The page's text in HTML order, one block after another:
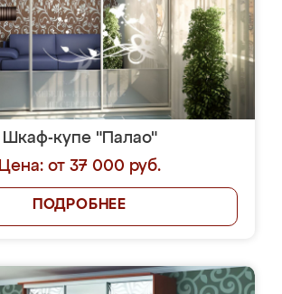
Шкаф-купе "Палао"
Цена: от 37 000 руб.
ПОДРОБНЕЕ